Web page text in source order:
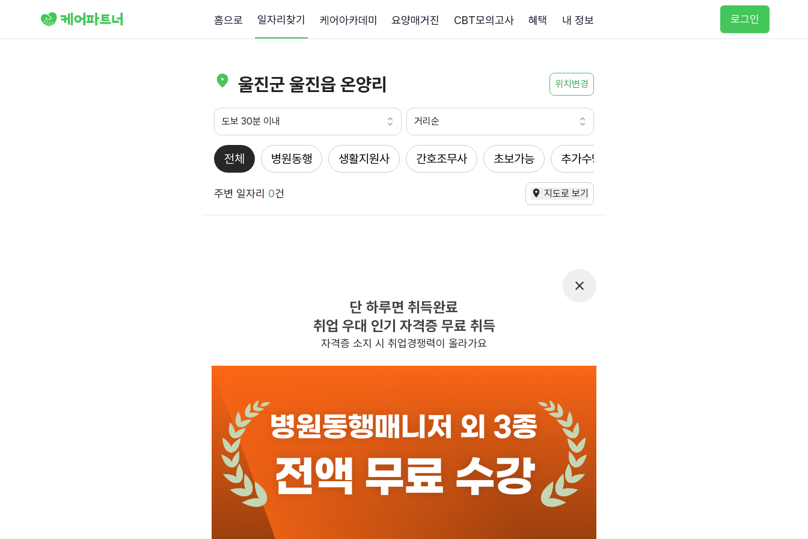
홈으로 일자리찾기 케어아카데미 요양매거진 CBT모의고사 혜택 내 정보 로그인
울진군 울진읍 온양리 위치변경
도보 30분 이내 거리순
전체 병원동행 생활지원사 간호조무사 초보가능 추가수당
주변 일자리 0건 지도로 보기
찾으시는 조건의 일자리가 없습니다
더욱더 노력하는 케어파트너가 되겠습니다.
단 하루면 취득완료
취업 우대 인기 자격증 무료 취득
자격증 소지 시 취업경쟁력이 올라가요